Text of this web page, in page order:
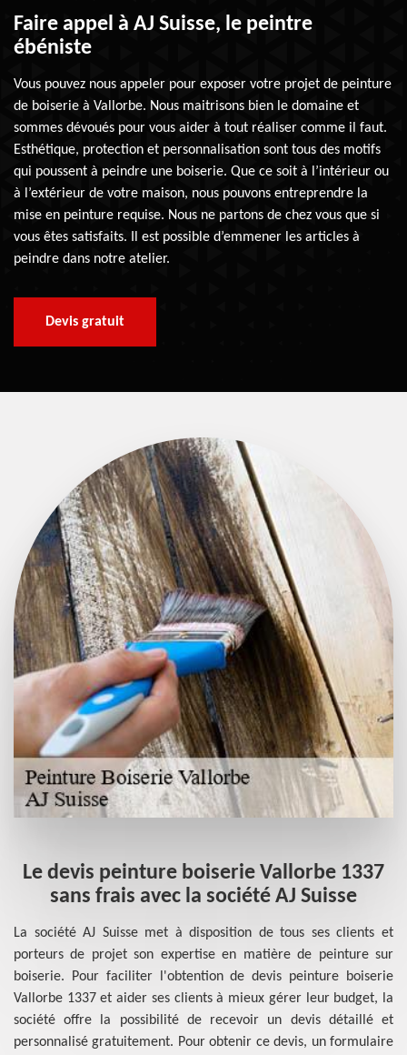
Faire appel à AJ Suisse, le peintre
ébéniste
Vous pouvez nous appeler pour exposer votre projet de peinture
de boiserie à Vallorbe. Nous maitrisons bien le domaine et
sommes dévoués pour vous aider à tout réaliser comme il faut.
Esthétique, protection et personnalisation sont tous des motifs
qui poussent à peindre une boiserie. Que ce soit à l’intérieur ou
à l’extérieur de votre maison, nous pouvons entreprendre la
mise en peinture requise. Nous ne partons de chez vous que si
vous êtes satisfaits. Il est possible d’emmener les articles à
peindre dans notre atelier.
Devis gratuit
Le devis peinture boiserie Vallorbe 1337
sans frais avec la société AJ Suisse
La société AJ Suisse met à disposition de tous ses clients et
porteurs de projet son expertise en matière de peinture sur
boiserie. Pour faciliter l'obtention de devis peinture boiserie
Vallorbe 1337 et aider ses clients à mieux gérer leur budget, la
société offre la possibilité de recevoir un devis détaillé et
personnalisé gratuitement. Pour obtenir ce devis, un formulaire